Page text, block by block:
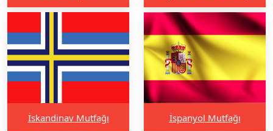
İskandinav Mutfağı İspanyol Mutfağı